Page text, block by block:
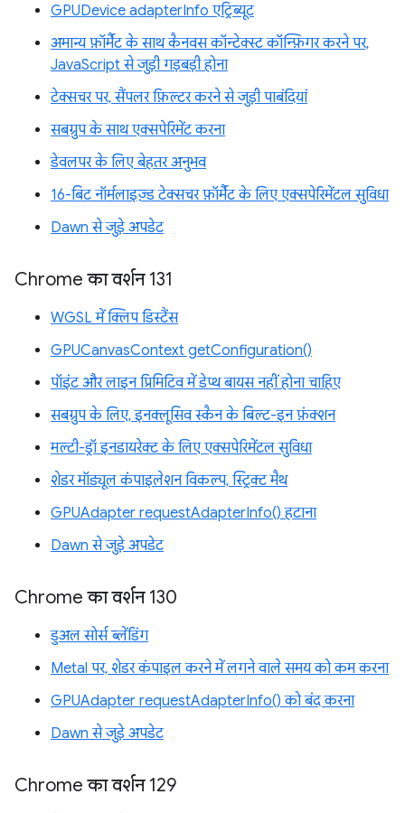
GPUDevice adapterInfo एट्रिब्यूट
अमान्य फ़ॉर्मैट के साथ कैनवस कॉन्टेक्स्ट कॉन्फ़िगर करने पर,
JavaScript से जुड़ी गड़बड़ी होना
टेक्सचर पर, सैंपलर फ़िल्टर करने से जुड़ी पाबंदियां
सबग्रुप के साथ एक्सपेरिमेंट करना
डेवलपर के लिए बेहतर अनुभव
16-बिट नॉर्मलाइज़्ड टेक्सचर फ़ॉर्मैट के लिए एक्सपेरिमेंटल सुविधा
Dawn से जुड़े अपडेट
Chrome का वर्शन 131
WGSL में क्लिप डिस्टैंस
GPUCanvasContext getConfiguration()
पॉइंट और लाइन प्रिमिटिव में डेप्थ बायस नहीं होना चाहिए
सबग्रुप के लिए, इनक्लूसिव स्कैन के बिल्ट-इन फ़ंक्शन
मल्टी-ड्रॉ इनडायरेक्ट के लिए एक्सपेरिमेंटल सुविधा
शेडर मॉड्यूल कंपाइलेशन विकल्प, स्ट्रिक्ट मैथ
GPUAdapter requestAdapterInfo() हटाना
Dawn से जुड़े अपडेट
Chrome का वर्शन 130
डुअल सोर्स ब्लेंडिंग
Metal पर, शेडर कंपाइल करने में लगने वाले समय को कम करना
GPUAdapter requestAdapterInfo() को बंद करना
Dawn से जुड़े अपडेट
Chrome का वर्शन 129